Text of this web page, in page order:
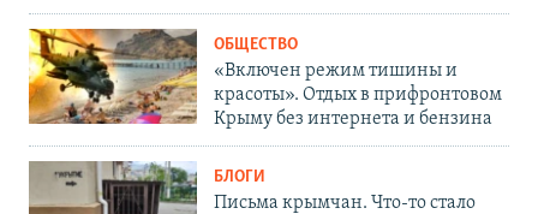
ОБЩЕСТВО
«Включен режим тишины и
красоты». Отдых в прифронтовом
Крыму без интернета и бензина
БЛОГИ
Письма крымчан. Что-то стало